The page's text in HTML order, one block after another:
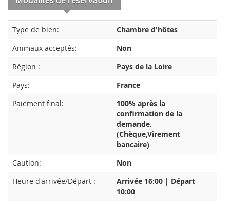
Type de bien:
Chambre d'hôtes
Animaux acceptés:
Non
Région :
Pays de la Loire
Pays:
France
Paiement final:
100% après la
confirmation de la
demande.
(Chèque,Virement
bancaire)
Caution:
Non
Heure d'arrivée/Départ :
Arrivée 16:00 | Départ
10:00